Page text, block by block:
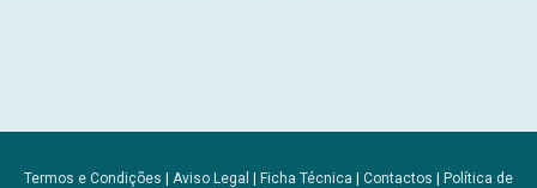
Termos e Condições | Aviso Legal | Ficha Técnica | Contactos | Política de